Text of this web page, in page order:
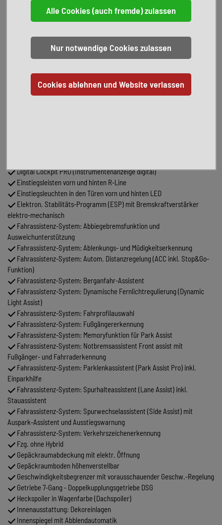
Head-Up Display
VW-Anschlussgarantie
Abbiege- und Allwetterlicht / Schlechtwetter-Licht
Airbag Fahrer-/Beifahrerseite, Beifahrerairbag abschaltbar,
Ambiente-Beleuchtung
Antriebsart: Allradantrieb
App-Connect Wireless (Apple CarPlay, Android Auto)
Digital Cockpit PRO (Instrumentenanzeige digital)
Einstiegsleisten vorn und hinten R-Line
Einstiegsleuchten in den Türen vorn und hinten LED
Elektron. Stabilitäts-Programm (ESP) mit Bremskraftverstärker
elektro-mechanisch
Fahrassistenz-System: Abbiegebremsfunktion und
Ausweichunterstützung
Fahrassistenz-System: Ablenkungs- und Müdigkeitserkennung
Fahrassistenz-System: Autom. Distanzregelung (ACC inkl. Stop&Go-
Funktion)
Fahrassistenz-System: Berganfahr-Assistent
Fahrassistenz-System: Dynamische Fernlichtregulierung (Dynamic
Light Assist)
Fahrassistenz-System: Fahrprofilauswahl
Fahrassistenz-System: Fußgängererkennung
Fahrassistenz-System: Memoryfunktion für Park Assist
Fahrassistenz-System: Notbremsassistent Front assist mit
Fußgänger- und Fahrraderkennung
Fahrassistenz-System: Parklenkassistent (Park Assist Pro) inkl.
Einparkhilfe
Fahrassistenz-System: Spurhalteassistent (Lane Assist) inkl.
Stauassistent
Fahrassistenz-System: Spurwechselassistent (Side Assist) mit
Auspark-Assistent und Ausstiegswarnung
Fahrassistenz-System: Verkehrszeichenerkennung
Fzg. ohne Hybrid
Gepäckraumabdeckung mit elektr. Öffnung
Gepäckraumboden höhenverstellbar
Geschwindigkeitsbegrenzer mit vorausschauender Geschw.-Regelung
Getriebe 7-Gang - Doppelkupplungsgetriebe DSG
Heckspoiler in Wagenfarbe (Dachspoiler)
Innenausstattung: Dekoreinlagen
Innenspiegel mit Abblendautomatik